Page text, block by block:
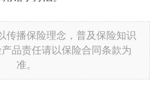
传播保险理念，普及保险知识
品责任请以保险合同条款为
准。